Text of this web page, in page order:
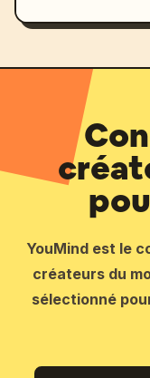
YouMind est le
créateurs du
sélectionné